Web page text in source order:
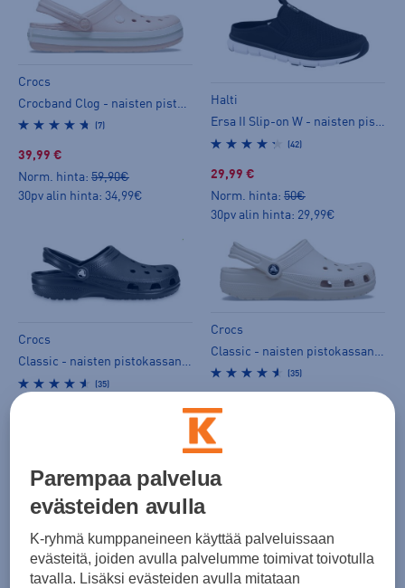
Crocs
(7)
39,99 €
Norm. hinta: 59,90€
30pv alin hinta: 34,99€
Halti
Ersa II Slip-on W - naisten pistokassandaalit
(42)
29,99 €
Norm. hinta: 50€
30pv alin hinta: 29,99€
Crocs
Classic - naisten pistokassandaalit
(35)
Crocs
(35)
Norm. hinta:
30pv alin hinta: 39,99€
HINTA VERKOSSA
Crocs
Crocband Flip Sandaali - naisten varvassandaalit
Parempaa palvelua
evästeiden avulla
K-ryhmä kumppaneineen käyttää palveluissaan
evästeitä, joiden avulla palvelumme toimivat toivotulla
tavalla. Lisäksi evästeiden avulla mitataan